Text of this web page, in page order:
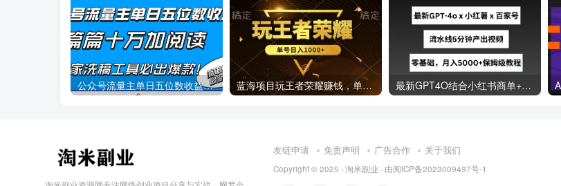
公众号流量主单日五位数收益，篇篇十万加阅读独家洗稿工具必出爆款！ 蓝海项目玩王者荣耀赚钱，单账号日入1000+，全民项目 最新GPT4O结合小红书商单+百家号，流水线5分钟产出视频，月入5000+【揭秘】
友链申请 免责声明 广告合作 关于我们
Copyright © 2025 · 淘米副业 · 由闽ICP备2023009497号-1